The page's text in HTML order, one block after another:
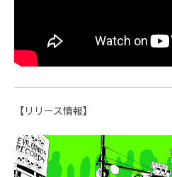
【リリース情報】